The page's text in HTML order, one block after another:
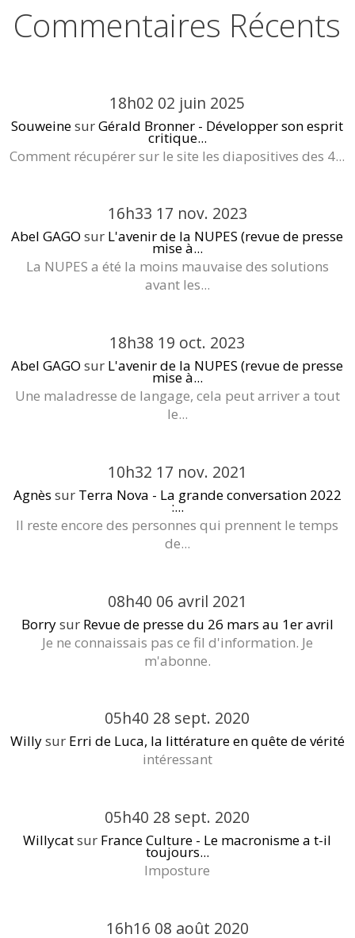
Commentaires Récents
18h02 02 juin 2025
SouweinesurGérald Bronner - Développer son esprit
critique...
Comment récupérer sur le site les diapositives des 4...
16h33 17 nov. 2023
Abel GAGO sur L'avenir de la NUPES (revue de presse
mise à...
La NUPES a été la moins mauvaise des solutions
avant les...
18h38 19 oct. 2023
Abel GAGO sur L'avenir de la NUPES (revue de presse
mise à...
Une maladresse de langage, cela peut arriver a tout
le...
10h32 17 nov. 2021
Agnès sur Terra Nova - La grande conversation 2022
:...
Il reste encore des personnes qui prennent le temps
de...
08h40 06 avril 2021
Borrysur Revue de presse du 26 mars au 1er avril
Je ne connaissais pas ce fil d'information. Je
m'abonne.
05h40 28 sept. 2020
Willysur Erri de Luca, la littérature en quête de vérité
intéressant
05h40 28 sept. 2020
Willycatsur France Culture - Le macronisme a t-il
toujours...
Imposture
16h16 08 août 2020